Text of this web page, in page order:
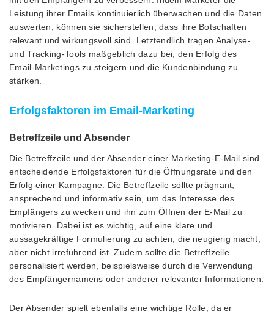
Leistung ihrer Emails kontinuierlich überwachen und die Daten
auswerten, können sie sicherstellen, dass ihre Botschaften
relevant und wirkungsvoll sind. Letztendlich tragen Analyse-
und Tracking-Tools maßgeblich dazu bei, den Erfolg des
Email-Marketings zu steigern und die Kundenbindung zu
stärken.
Erfolgsfaktoren im Email-Marketing
Betreffzeile und Absender
Die Betreffzeile und der Absender einer Marketing-E-Mail sind
entscheidende Erfolgsfaktoren für die Öffnungsrate und den
Erfolg einer Kampagne. Die Betreffzeile sollte prägnant,
ansprechend und informativ sein, um das Interesse des
Empfängers zu wecken und ihn zum Öffnen der E-Mail zu
motivieren. Dabei ist es wichtig, auf eine klare und
aussagekräftige Formulierung zu achten, die neugierig macht,
aber nicht irreführend ist. Zudem sollte die Betreffzeile
personalisiert werden, beispielsweise durch die Verwendung
des Empfängernamens oder anderer relevanter Informationen.
Der Absender spielt ebenfalls eine wichtige Rolle, da er